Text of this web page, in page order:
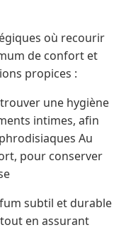
où recourir
de confort et
propices :
une hygiène
intimes, afin
Au
pour conserver
subtil et durable
en assurant